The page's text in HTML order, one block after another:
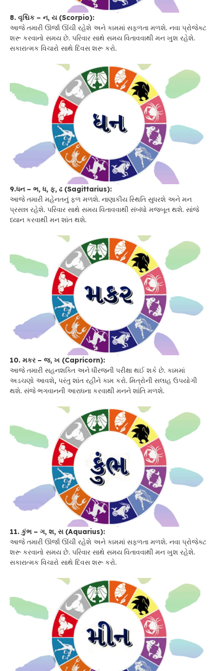
8. વૃશ્ચિક – ન, ય (Scorpio):
આજે તમારી ઊર્જા ઊંચી રહેશે અને કામમાં સફળતા મળશે. નવા પ્રોજેક્ટ
શરૂ કરવાનો સમય છે. પરિવાર સાથે સમય વિતાવવાથી મન ખુશ રહેશે.
સકારાત્મક વિચારો સાથે દિવસ શરૂ કરો.
9.ધન – ભ, ધ, ફ, ઢ (Sagittarius):
આજે તમારી મહેનતનું ફળ મળશે. નાણાકીય સ્થિતિ સુધરશે અને મન
પ્રસન્ન રહેશે. પરિવાર સાથે સમય વિતાવવાથી સંબંધો મજબૂત થશે. સાંજે
ધ્યાન કરવાથી મન શાંત થશે.
10. મકર – જ, ખ (Capricorn):
આજે તમારી સહનશક્તિ અને ધીરજની પરીક્ષા થઈ શકે છે. કામમાં
અડચણો આવશે, પરંતુ શાંત રહીને કામ કરો. મિત્રોની સલાહ ઉપયોગી
થશે. સંજે ભગવાનની આરાધના કરવાથી મનને શાંતિ મળશે.
11. કુંભ – ગ, શ, સ (Aquarius):
આજે તમારી ઊર્જા ઊંચી રહેશે અને કામમાં સફળતા મળશે. નવા પ્રોજેક્ટ
શરૂ કરવાનો સમય છે. પરિવાર સાથે સમય વિતાવવાથી મન ખુશ રહેશે.
સકારાત્મક વિચારો સાથે દિવસ શરૂ કરો.